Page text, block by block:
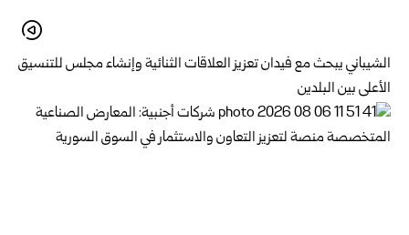
الشيباني يبحث مع فيدان تعزيز العلاقات الثنائية وإنشاء مجلس للتنسيق
الأعلى بين البلدين